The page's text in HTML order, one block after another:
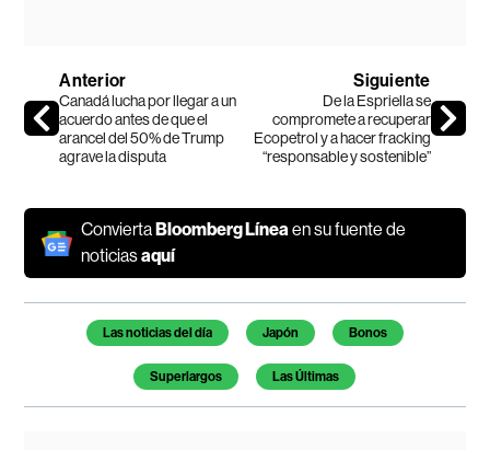
Anterior
Canadá lucha por llegar a un
acuerdo antes de que el
arancel del 50% de Trump
agrave la disputa
Siguiente
De la Espriella se
compromete a recuperar
Ecopetrol y a hacer fracking
“responsable y sostenible”
Convierta Bloomberg Líneaen su fuente de
noticiasaquí
Temas de este artículo
Las noticias del día Japón Bonos
Superlargos Las Últimas